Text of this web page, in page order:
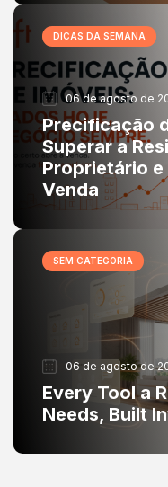
DICAS DA SEMANA
06 de agosto de
Precificação
Superar a
Proprietário e
Venda
SEM CATEGORIA
06 de agosto de
Every Tool a
Needs, Built